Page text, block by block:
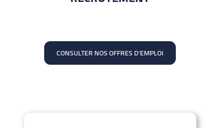
CONSULTER NOS OFFRES D’EMPLOI